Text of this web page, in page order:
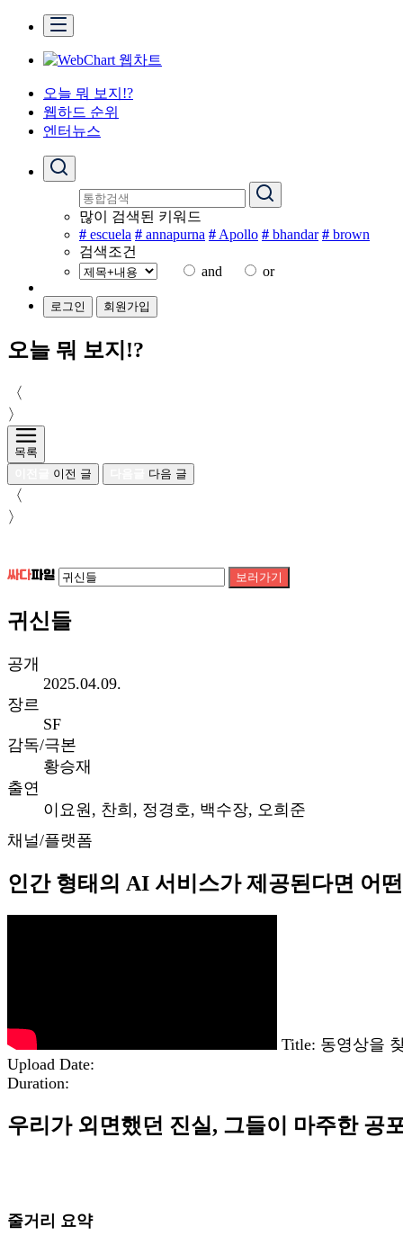
오늘 뭐 보지!?
웹하드 순위
엔터뉴스
많이 검색된 키워드
# escuela # annapurna # Apollo # bhandar # brown
검색조건
and
or
로그인 회원가입
오늘 뭐 보지!?
〈
〉
목록
이전 글 다음 글
〈
〉
보러가기
귀신들
공개
2025.04.09.
장르
SF
감독/극본
황승재
출연
이요원, 찬희, 정경호, 백수장, 오희준
채널/플랫폼
인간 형태의 AI 서비스가 제공된다면 어
Title: 동영상을
Upload Date:
Duration:
우리가 외면했던 진실, 그들이 마주한 공
줄거리 요약